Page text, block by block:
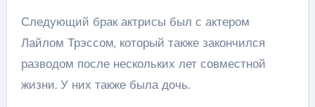
Следующий брак актрисы был с актером
Лайлом Трэссом, который также закончился
разводом после нескольких лет совместной
жизни. У них также была дочь.